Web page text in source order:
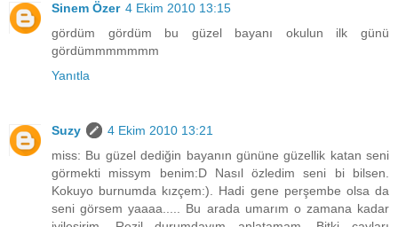
Sinem Özer 4 Ekim 2010 13:15
gördüm gördüm bu güzel bayanı okulun ilk günü
gördümmmmmmm
Yanıtla
Suzy
4 Ekim 2010 13:21
miss: Bu güzel dediğin bayanın gününe güzellik katan seni
görmekti missym benim:D Nasıl özledim seni bi bilsen.
Kokuyo burnumda kızçem:). Hadi gene perşembe olsa da
seni görsem yaaaa..... Bu arada umarım o zamana kadar